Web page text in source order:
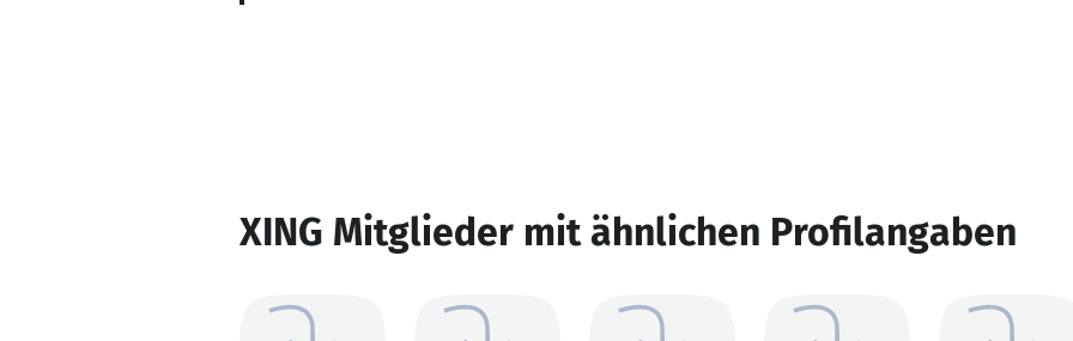
XING Mitglieder mit ähnlichen Profilangaben